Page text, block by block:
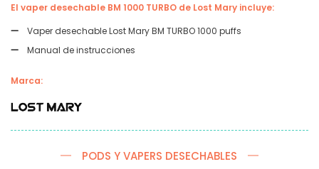
El vaper desechable BM 1000 TURBO de Lost Mary incluye:
Vaper desechable Lost Mary BM TURBO 1000 puffs
Manual de instrucciones
Marca:
PODS Y VAPERS DESECHABLES